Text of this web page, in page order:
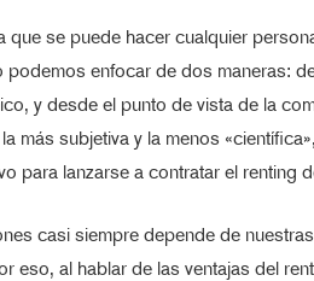
que se puede hacer cualquier
podemos enfocar de dos maneras:
y desde el punto de vista de la
más subjetiva y la menos
para lanzarse a contratar el renting
casi siempre depende de
eso, al hablar de las ventajas del